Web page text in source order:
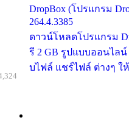
DropBox (โปรแกรม
264.4.3385
ดาวน์โหลดโปรแกรม
รี 2 GB รูปแบบออนไลน์
บไฟล์ แชร์ไฟล์ ต่างๆ ใ